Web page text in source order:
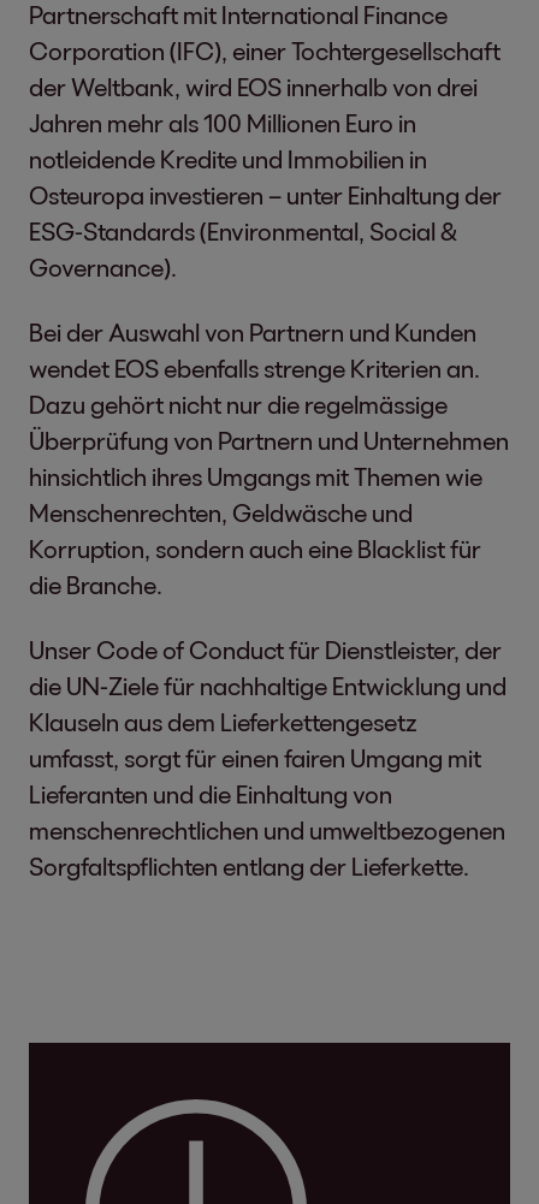
Partnerschaft mit International Finance
Corporation (IFC), einer Tochtergesellschaft
der Weltbank, wird EOS innerhalb von drei
Jahren mehr als 100 Millionen Euro in
notleidende Kredite und Immobilien in
Osteuropa investieren – unter Einhaltung der
ESG-Standards (Environmental, Social &
Governance).
Bei der Auswahl von Partnern und Kunden
wendet EOS ebenfalls strenge Kriterien an.
Dazu gehört nicht nur die regelmässige
Überprüfung von Partnern und Unternehmen
hinsichtlich ihres Umgangs mit Themen wie
Menschenrechten, Geldwäsche und
Korruption, sondern auch eine Blacklist für
die Branche.
Unser Code of Conduct für Dienstleister, der
die UN-Ziele für nachhaltige Entwicklung und
Klauseln aus dem Lieferkettengesetz
umfasst, sorgt für einen fairen Umgang mit
Lieferanten und die Einhaltung von
menschenrechtlichen und umweltbezogenen
Sorgfaltspflichten entlang der Lieferkette.